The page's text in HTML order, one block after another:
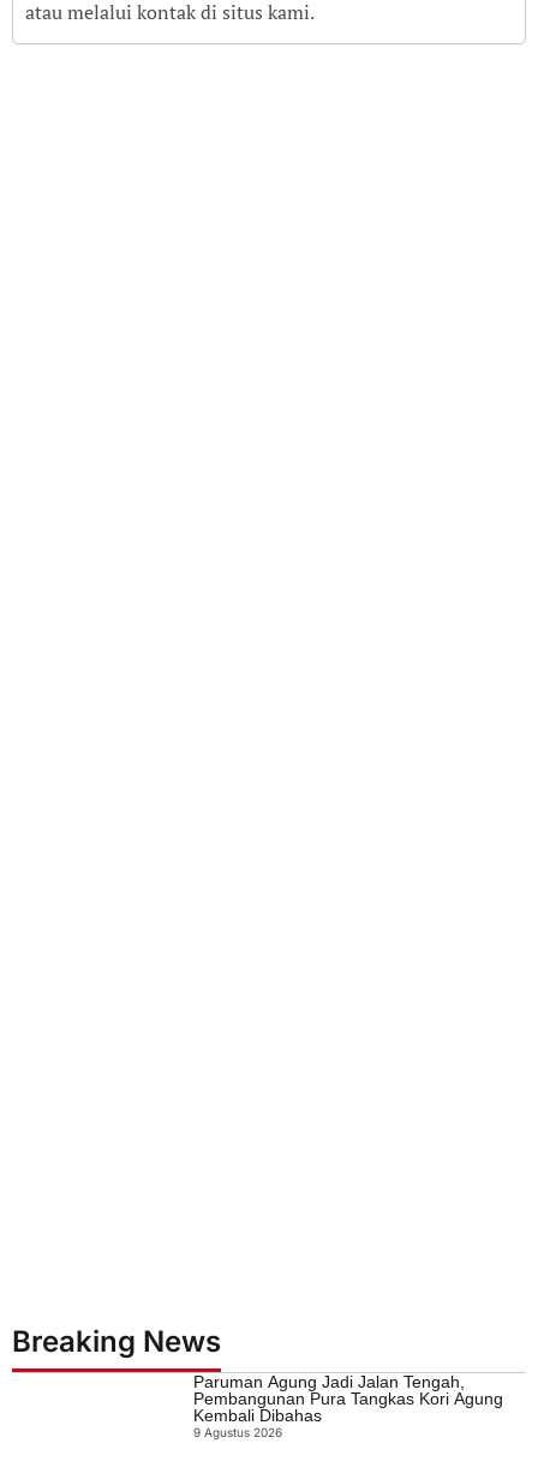
atau melalui kontak di situs kami.
Breaking News
Paruman Agung Jadi Jalan Tengah,
Pembangunan Pura Tangkas Kori Agung
Kembali Dibahas
9 Agustus 2026